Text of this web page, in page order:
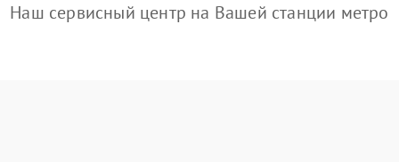
Наш сервисный центр на Вашей станции метро